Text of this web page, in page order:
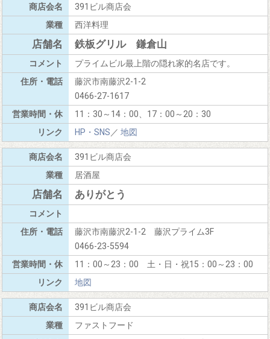
391ビル商店会
西洋料理
鉄板グリル 鎌倉山
プライムビル最上階の隠れ家的名店です。
藤沢市南藤沢2-1-2
0466-27-1617
11：30～14：00、17：00～20：30
HP・SNS／ 地図
391ビル商店会
居酒屋
ありがとう
藤沢市南藤沢2-1-2 藤沢プライム3F
0466-23-5594
11：00～23：00 土・日・祝15：00～23：00
地図
391ビル商店会
ファストフード